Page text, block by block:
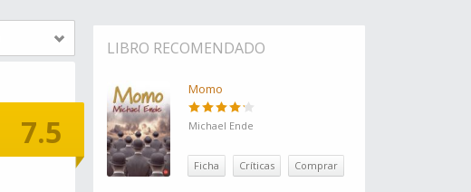
7.5
LIBRO RECOMENDADO
Momo
Michael Ende
Ficha Críticas Comprar